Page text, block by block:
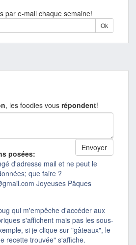
par e-mail chaque semaine!
, les foodies vous répondent!
posées:
d'adresse mail et ne peut le
que faire ?
Joyeuses Pâques
qui m'empêche d'accéder aux
s'affichent mais pas les sous-
si je clique sur "gâteaux", le
recette trouvée" s'affiche.